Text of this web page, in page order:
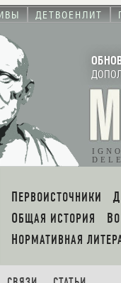
ДЕТВОЕНЛИТ
ПЕРВОИСТОЧНИКИ
ОБЩАЯ ИСТОРИЯ
НОРМАТИВНАЯ